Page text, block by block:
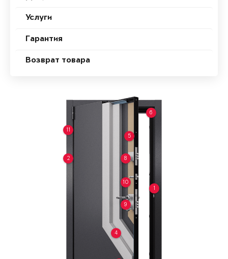
Услуги
Гарантия
Возврат товара
1
2
4
5
6
8
9
10
11